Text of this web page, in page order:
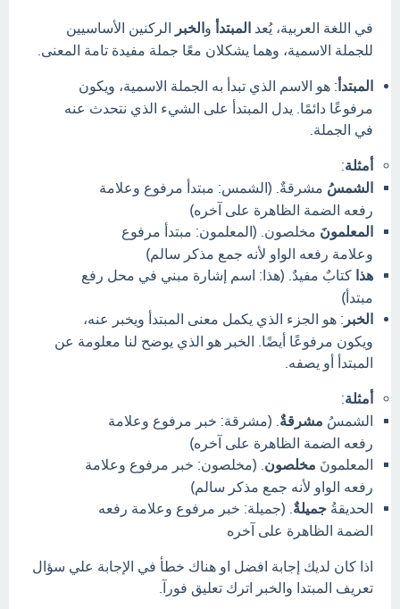
في اللغة العربية، يُعد المبتدأ والخبر الركنين الأساسيين
للجملة الاسمية، وهما يشكلان معًا جملة مفيدة تامة المعنى.
المبتدأ: هو الاسم الذي تبدأ به الجملة الاسمية، ويكون
مرفوعًا دائمًا. يدل المبتدأ على الشيء الذي نتحدث عنه
في الجملة.
أمثلة:
الشمسُ مشرقةٌ. (الشمس: مبتدأ مرفوع وعلامة
رفعه الضمة الظاهرة على آخره)
المعلمونَ مخلصون. (المعلمون: مبتدأ مرفوع
وعلامة رفعه الواو لأنه جمع مذكر سالم)
هذا كتابٌ مفيدٌ. (هذا: اسم إشارة مبني في محل رفع
مبتدأ)
الخبر : هو الجزء الذي يكمل معنى المبتدأ ويخبر عنه،
ويكون مرفوعًا أيضًا. الخبر هو الذي يوضح لنا معلومة عن
المبتدأ أو يصفه.
أمثلة:
الشمسُ مشرقةٌ (مشرقة: خبر مرفوع وعلامة
رفعه الضمة الظاهرة على آخره)
المعلمونَ مخلصون (مخلصون: خبر مرفوع وعلامة
رفعه الواو لأنه جمع مذكر سالم)
الحديقةُ جميلةٌ (جميلة: خبر مرفوع وعلامة رفعه
الضمة الظاهرة على آخره
اذا كان لديك إجابة افضل او هناك خطأ في الإجابة علي سؤال
تعريف المبتدا والخبر اترك تعليق فورآ.